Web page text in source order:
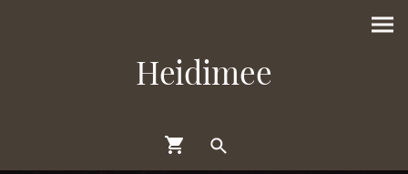
Heidimee